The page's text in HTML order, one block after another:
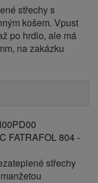
střechy s
košem. Vpust
po hrdlo, ale má
na zakázku
FATRAFOL 804 -
střechy